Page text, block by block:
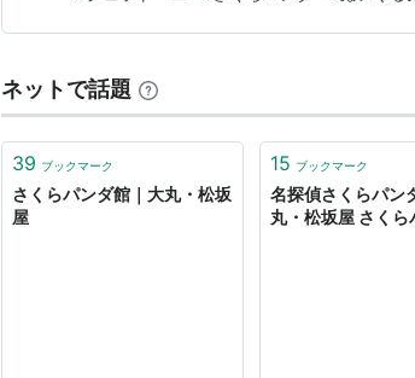
「色変わったら食べるんだぁ〜！！あれも
ネットで話題
39 ブックマーク
さくらパンダ館｜大丸・松坂
屋
15 ブックマーク
名探偵さくらパン
丸・松坂屋 さくら